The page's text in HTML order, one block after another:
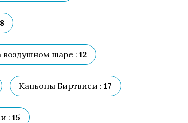
воздушном шаре : 12
Каньоны Биртвиси : 17
: 15